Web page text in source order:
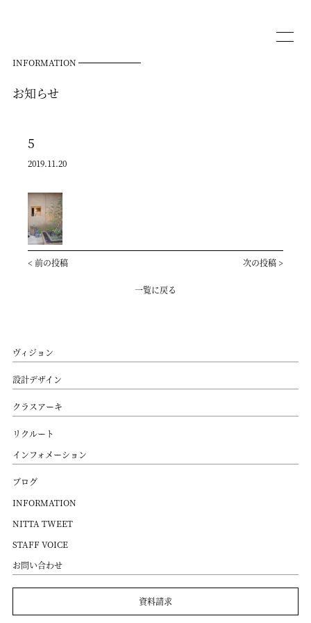
INFORMATION
お知らせ
5
2019.11.20
< 前の投稿 次の投稿 >
一覧に戻る
ヴィジョン
設計デザイン
クラスアーキ
リクルート
インフォメーション
ブログ
INFORMATION
NITTA TWEET
STAFF VOICE
お問い合わせ
資料請求